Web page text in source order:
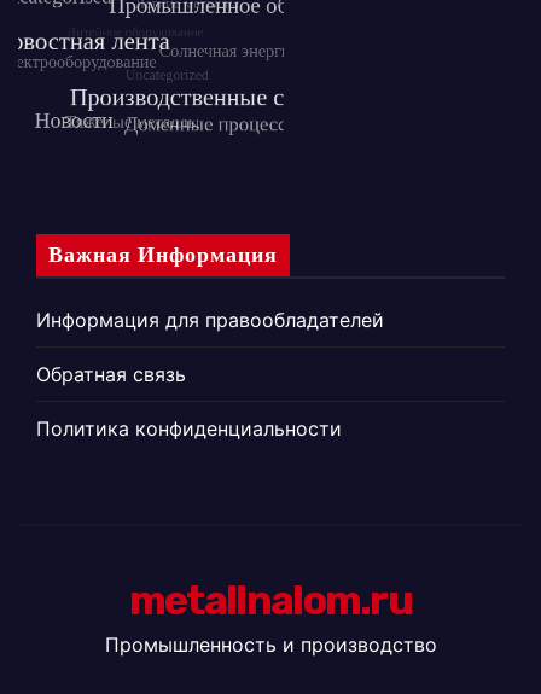
Важная Информация
Информация для правообладателей
Обратная связь
Политика конфиденциальности
metallnalom.ru
Промышленность и производство